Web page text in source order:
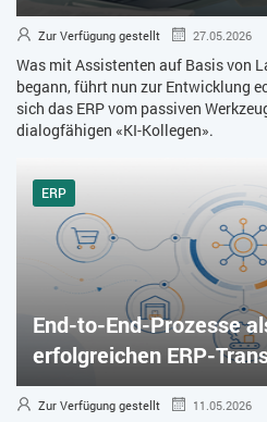
Zur Verfügung gestellt 27.05.2026
Was mit Assistenten auf Basis von
begann, führt nun zur Entwicklung
sich das ERP vom passiven
dialogfähigen «KI-Kollegen».
ERP
End-to-End-Prozesse
erfolgreichen ERP-
Zur Verfügung gestellt 11.05.2026